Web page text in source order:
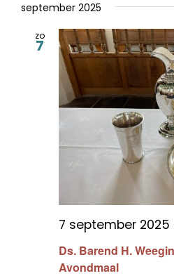
september 2025
zo
7
Ds. Barend H.
Avondmaal
7 september 2025